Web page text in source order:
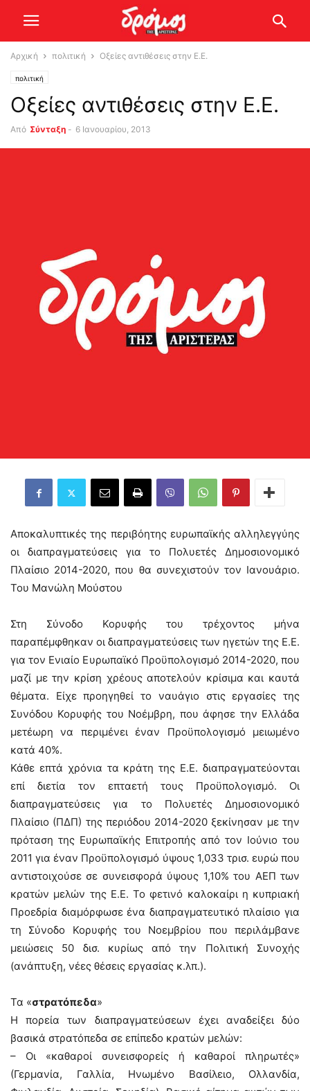
Αρχική πολιτική Οξείες αντιθέσεις στην Ε.Ε.
πολιτική
Οξείες αντιθέσεις στην Ε.Ε.
Από Σύνταξη - 6 Ιανουαρίου, 2013
Αποκαλυπτικές της περιβόητης ευρωπαϊκής αλληλεγγύης
οι διαπραγματεύσεις για το Πολυετές Δημοσιονομικό
Πλαίσιο 2014-2020, που θα συνεχιστούν τον Ιανουάριο.
Του Μανώλη Μούστου
Στη Σύνοδο Κορυφής του τρέχοντος μήνα
παραπέμφθηκαν οι διαπραγματεύσεις των ηγετών της Ε.Ε.
για τον Ενιαίο Ευρωπαϊκό Προϋπολογισμό 2014-2020, που
μαζί με την κρίση χρέους αποτελούν κρίσιμα και καυτά
θέματα. Είχε προηγηθεί το ναυάγιο στις εργασίες της
Συνόδου Κορυφής του Νοέμβρη, που άφησε την Ελλάδα
μετέωρη να περιμένει έναν Προϋπολογισμό μειωμένο
κατά 40%.
Κάθε επτά χρόνια τα κράτη της Ε.Ε. διαπραγματεύονται
επί διετία τον επταετή τους Προϋπολογισμό. Οι
διαπραγματεύσεις για το Πολυετές Δημοσιονομικό
Πλαίσιο (ΠΔΠ) της περιόδου 2014-2020 ξεκίνησαν με την
πρόταση της Ευρωπαϊκής Επιτροπής από τον Ιούνιο του
2011 για έναν Προϋπολογισμό ύψους 1,033 τρισ. ευρώ που
αντιστοιχούσε σε συνεισφορά ύψους 1,10% του ΑΕΠ των
κρατών μελών της Ε.Ε. Το φετινό καλοκαίρι η κυπριακή
Προεδρία διαμόρφωσε ένα διαπραγματευτικό πλαίσιο για
τη Σύνοδο Κορυφής του Νοεμβρίου που περιλάμβανε
μειώσεις 50 δισ. κυρίως από την Πολιτική Συνοχής
(ανάπτυξη, νέες θέσεις εργασίας κ.λπ.).
Τα «στρατόπεδα»
Η πορεία των διαπραγματεύσεων έχει αναδείξει δύο
βασικά στρατόπεδα σε επίπεδο κρατών μελών:
– Οι «καθαροί συνεισφορείς ή καθαροί πληρωτές»
(Γερμανία, Γαλλία, Ηνωμένο Βασίλειο, Ολλανδία,